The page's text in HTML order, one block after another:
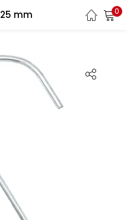
mm 0
to login.